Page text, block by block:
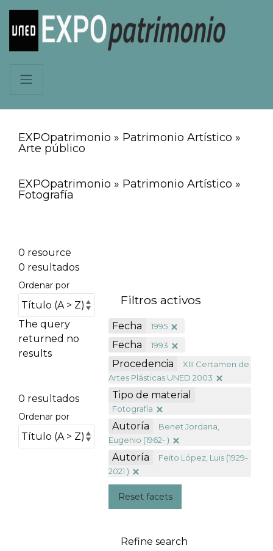
EXPOpatrimonio » Patrimonio Artístico »
Arte público
EXPOpatrimonio » Patrimonio Artístico »
Fotografía
0 resource
0 resultados
Ordenar por
The query
returned no
results
0 resultados
Ordenar por
Filtros activos
Fecha 1995
Fecha 1993
Procedencia
XIII Certamen de
Artes Plásticas UNED 2003
Tipo de material
Fotografía
Autoría
Benet Jordana,
Eugenio (1962- )
Autoría
Feito López, Luis (1929-
2021 )
Reset facets
Refine search